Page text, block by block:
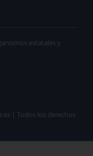
| Todos los derechos
estatales y